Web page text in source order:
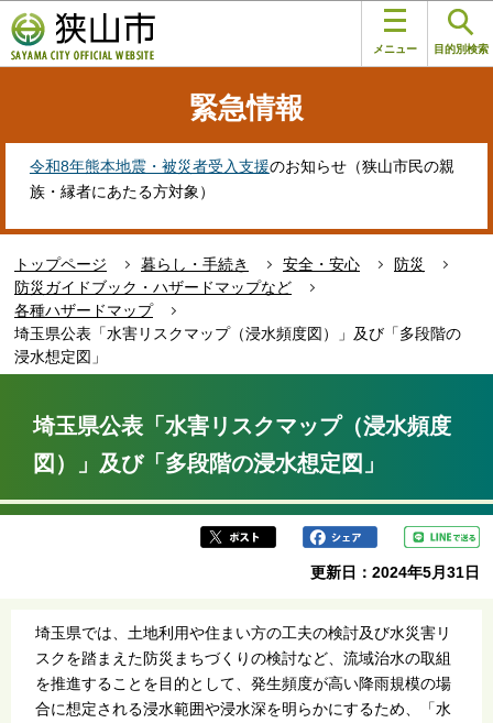
の
ペ
す
メニュー 目的別検索
緊急情報
令和8年熊本地震・被災者受入支援のお知らせ（狭山市民の親
族・縁者にあたる方対象）
トップページ 暮らし・手続き 安全・安心
防災
防災ガイドブック・ハザードマップなど
各種ハザードマップ
埼玉県公表「水害リスクマップ（浸水頻度図）」及び「多段階の
浸水想定図」
ら
埼玉県公表「水害リスクマップ（浸水頻度
図）」及び「多段階の浸水想定図」
更新日：2024年5月31日
埼玉県では、土地利用や住まい方の工夫の検討及び水災害リ
スクを踏まえた防災まちづくりの検討など、流域治水の取組
を推進することを目的として、発生頻度が高い降雨規模の場
合に想定される浸水範囲や浸水深を明らかにするため、「水